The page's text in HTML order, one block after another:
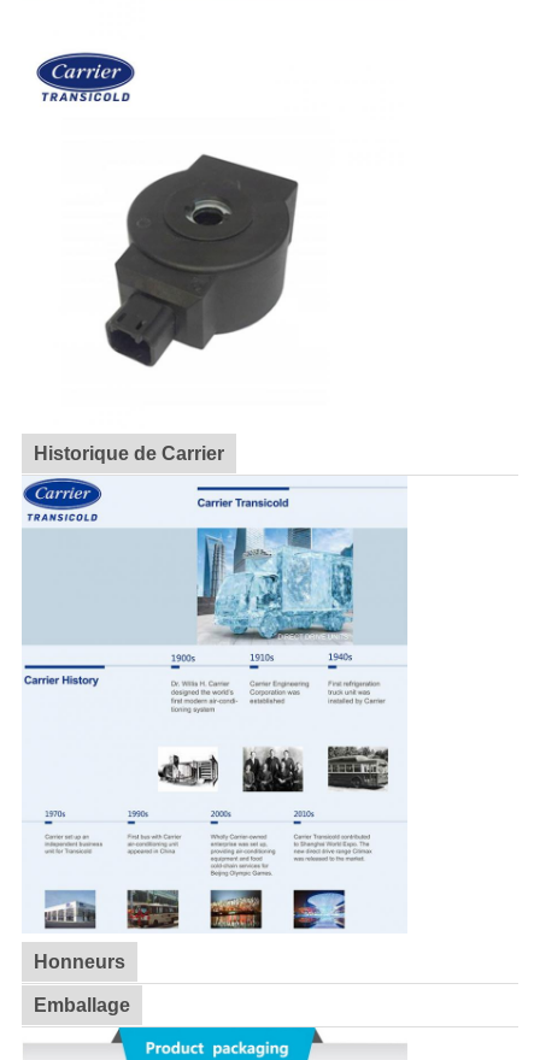
Historique de Carrier
Honneurs
Emballage